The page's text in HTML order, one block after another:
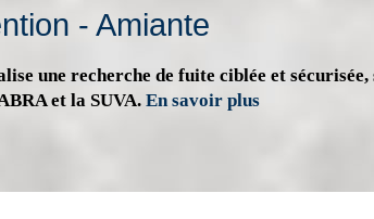
- Amiante
une recherche de fuite ciblée et
et la SUVA. En savoir plus